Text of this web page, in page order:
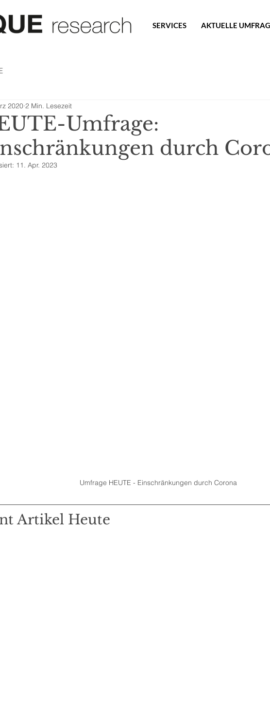
SERVICES AKTUELLE
Umfrage:
durch
2020 2 Min. Lesezeit
11. Apr. 2023
Umfrage HEUTE - Einschränkungen durch Corona
Artikel Heute